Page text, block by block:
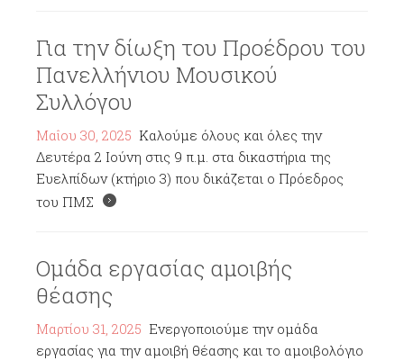
Για την δίωξη του Προέδρου του
Πανελλήνιου Μουσικού
Συλλόγου
Μαΐου 30, 2025 Καλούμε όλους και όλες την
Δευτέρα 2 Ιούνη στις 9 π.μ. στα δικαστήρια της
Ευελπίδων (κτήριο 3) που δικάζεται ο Πρόεδρος
του ΠΜΣ
Ομάδα εργασίας αμοιβής
θέασης
Μαρτίου 31, 2025 Ενεργοποιούμε την ομάδα
εργασίας για την αμοιβή θέασης και το αμοιβολόγιο